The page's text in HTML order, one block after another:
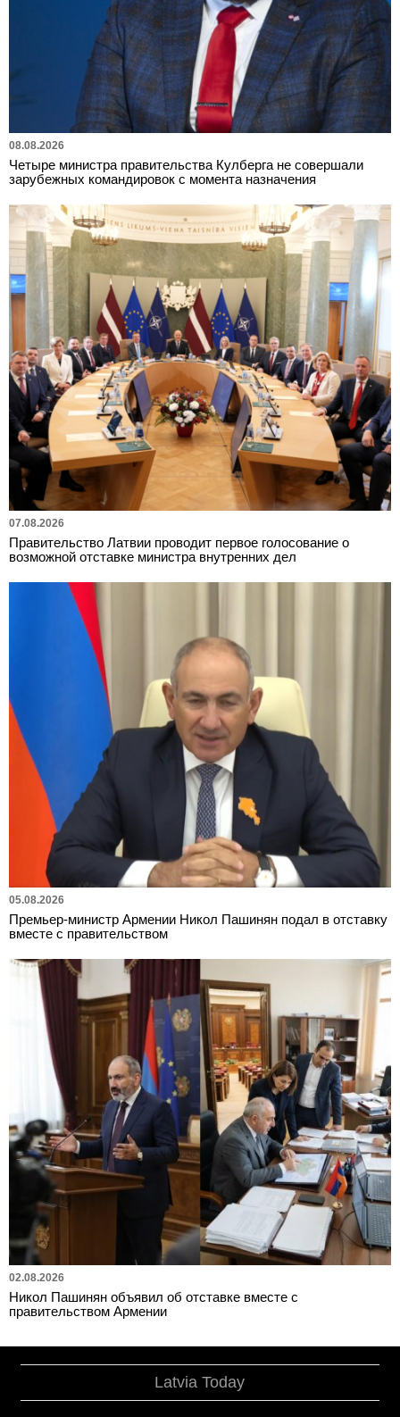
08.08.2026
Четыре министра правительства Кулберга не совершали
зарубежных командировок с момента назначения
07.08.2026
Правительство Латвии проводит первое голосование о
возможной отставке министра внутренних дел
05.08.2026
Премьер-министр Армении Никол Пашинян подал в отставку
вместе с правительством
02.08.2026
Никол Пашинян объявил об отставке вместе с
правительством Армении
Latvia Today